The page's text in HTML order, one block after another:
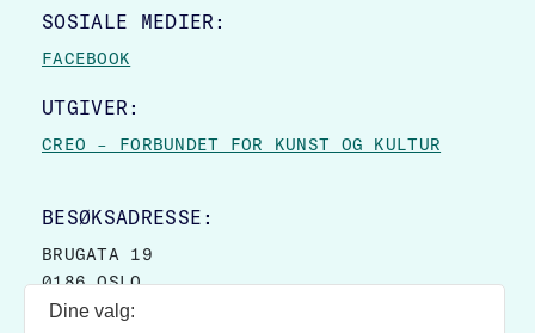
SOSIALE MEDIER:
FACEBOOK
UTGIVER:
CREO – FORBUNDET FOR KUNST OG KULTUR
BESØKSADRESSE:
BRUGATA 19
0186 OSLO
Dine valg: